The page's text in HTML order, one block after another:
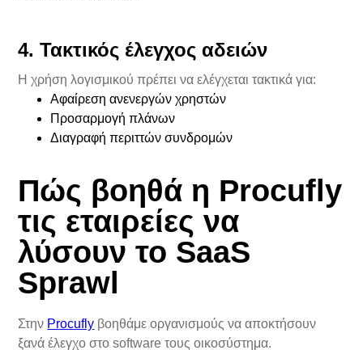
4. Τακτικός έλεγχος αδειών
Η χρήση λογισμικού πρέπει να ελέγχεται τακτικά για:
Αφαίρεση ανενεργών χρηστών
Προσαρμογή πλάνων
Διαγραφή περιττών συνδρομών
Πώς βοηθά η Procufly
τις εταιρείες να
λύσουν το SaaS
Sprawl
Στην Procufly βοηθάμε οργανισμούς να αποκτήσουν
ξανά έλεγχο στο software τους οικοσύστημα.